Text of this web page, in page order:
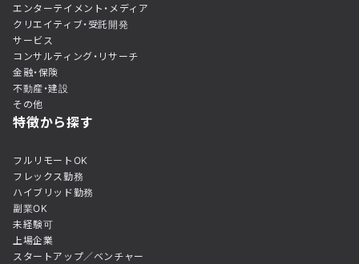
エンターテイメント・メディア
クリエイティブ・受託開発
サービス
コンサルティング・リサーチ
金融・保険
不動産・建設
その他
特徴から探す
フルリモートOK
フレックス勤務
ハイブリッド勤務
副業OK
未経験可
上場企業
スタートアップ／ベンチャー